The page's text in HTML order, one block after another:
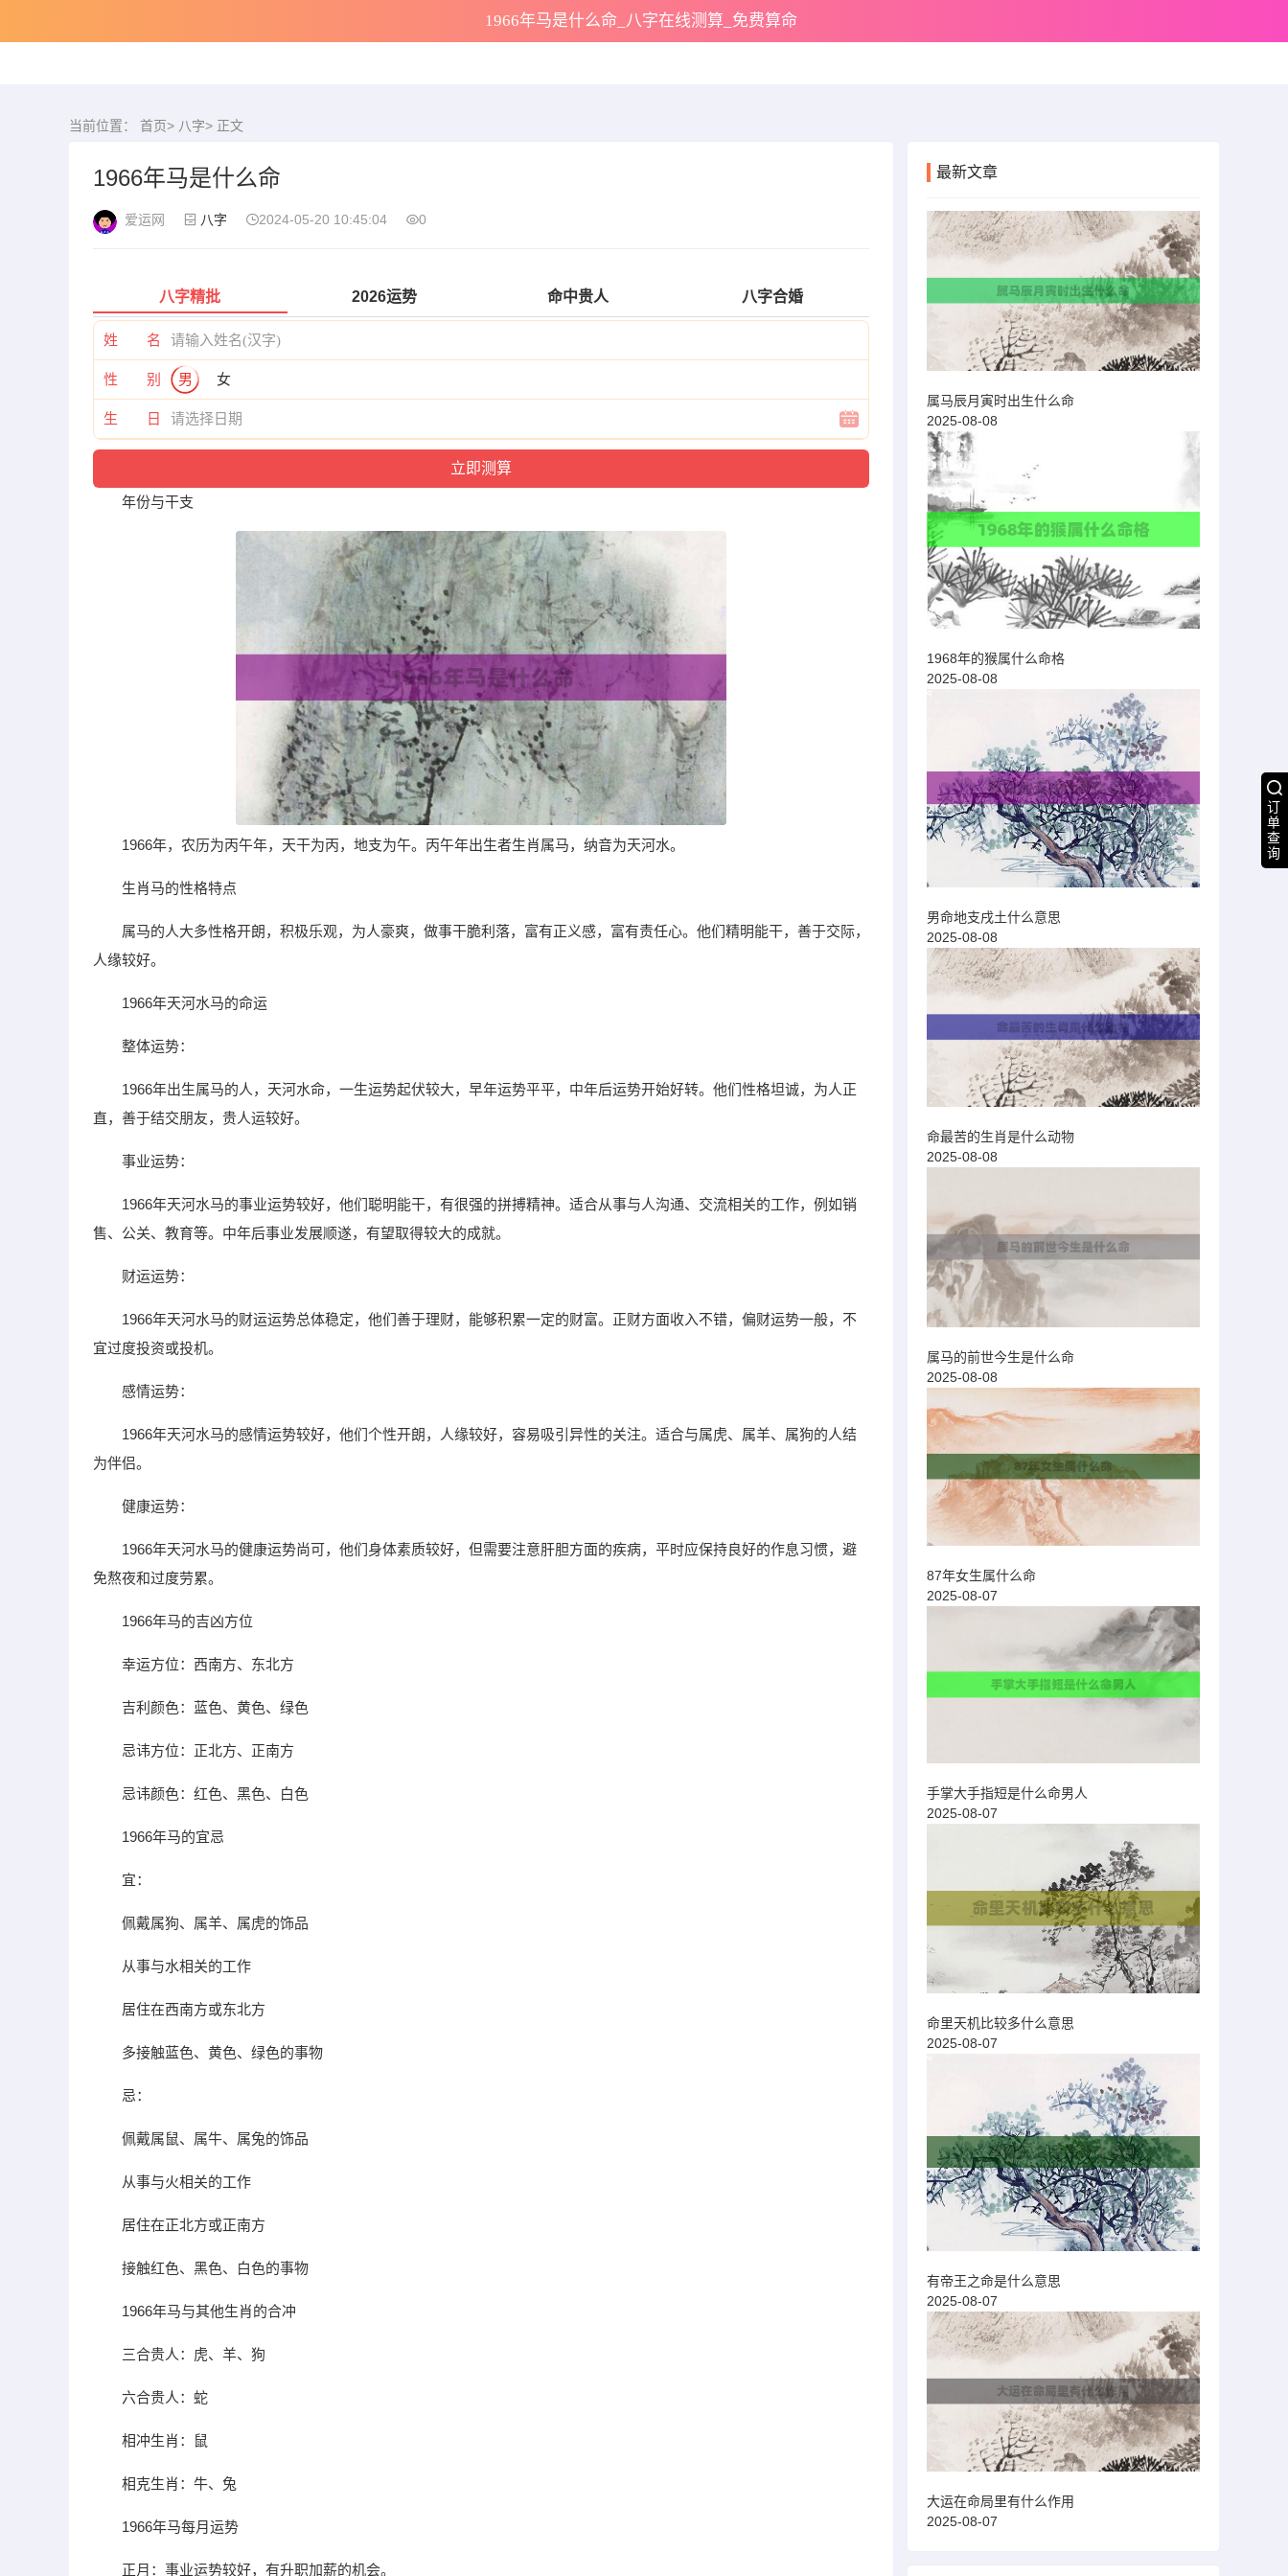
1966年马是什么命_八字在线测算_免费算命
订
单
查
询
当前位置： 首页> 八字> 正文
1966年马是什么命
爱运网 八字 2024-05-20 10:45:04 0
八字精批 2026运势 命中贵人 八字合婚
姓 名
性 别 男 女
生 日
年份与干支
1966年，农历为丙午年，天干为丙，地支为午。丙午年出生者生肖属马，纳音为天河水。
生肖马的性格特点
属马的人大多性格开朗，积极乐观，为人豪爽，做事干脆利落，富有正义感，富有责任心。他们精明能干，善于交际，
人缘较好。
1966年天河水马的命运
整体运势：
1966年出生属马的人，天河水命，一生运势起伏较大，早年运势平平，中年后运势开始好转。他们性格坦诚，为人正
直，善于结交朋友，贵人运较好。
事业运势：
1966年天河水马的事业运势较好，他们聪明能干，有很强的拼搏精神。适合从事与人沟通、交流相关的工作，例如销
售、公关、教育等。中年后事业发展顺遂，有望取得较大的成就。
财运运势：
1966年天河水马的财运运势总体稳定，他们善于理财，能够积累一定的财富。正财方面收入不错，偏财运势一般，不
宜过度投资或投机。
感情运势：
1966年天河水马的感情运势较好，他们个性开朗，人缘较好，容易吸引异性的关注。适合与属虎、属羊、属狗的人结
为伴侣。
健康运势：
1966年天河水马的健康运势尚可，他们身体素质较好，但需要注意肝胆方面的疾病，平时应保持良好的作息习惯，避
免熬夜和过度劳累。
1966年马的吉凶方位
幸运方位：西南方、东北方
吉利颜色：蓝色、黄色、绿色
忌讳方位：正北方、正南方
忌讳颜色：红色、黑色、白色
1966年马的宜忌
宜：
佩戴属狗、属羊、属虎的饰品
从事与水相关的工作
居住在西南方或东北方
多接触蓝色、黄色、绿色的事物
忌：
佩戴属鼠、属牛、属兔的饰品
从事与火相关的工作
居住在正北方或正南方
接触红色、黑色、白色的事物
1966年马与其他生肖的合冲
三合贵人：虎、羊、狗
六合贵人：蛇
相冲生肖：鼠
相克生肖：牛、兔
1966年马每月运势
正月：事业运势较好，有升职加薪的机会。
最新文章
属马辰月寅时出生什么命
2025-08-08
1968年的猴属什么命格
2025-08-08
男命地支戌土什么意思
2025-08-08
命最苦的生肖是什么动物
2025-08-08
属马的前世今生是什么命
2025-08-08
87年女生属什么命
2025-08-07
手掌大手指短是什么命男人
2025-08-07
命里天机比较多什么意思
2025-08-07
有帝王之命是什么意思
2025-08-07
大运在命局里有什么作用
2025-08-07